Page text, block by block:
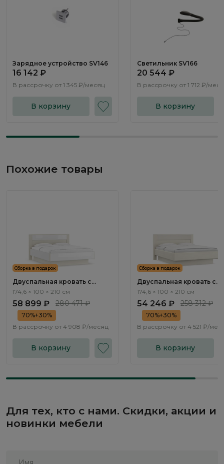
Зарядное устройство SV146
16 142 ₽
В рассрочку от 1 345 ₽/месяц
В корзину
Светильник SV166
20 544 ₽
В рассрочку от 1 712 ₽/
В корзину
Похожие товары
Сборка в подарок
Двуспальная кровать с
подъемным механизмом
Элеганте / Elegante LE5772.2
174,6 × 100 × 210 см
58 899 ₽ 280 471 ₽
70%+30%
В рассрочку от 4 908 ₽/месяц
В корзину
Сборка в подарок
Двуспальная кровать с
подъемным механизмом
Элеганте / Elegante
174,6 × 100 × 210 см
54 246 ₽ 258 312 ₽
70%+30%
В рассрочку от 4 521 ₽/
В корзину
Для тех, кто с нами. Скидки, акции и
новинки мебели